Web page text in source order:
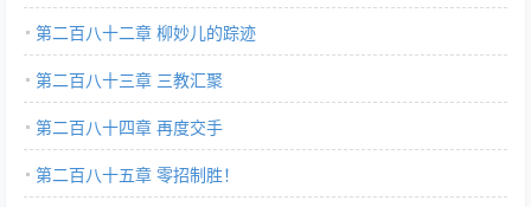
第二百八十二章 柳妙儿的踪迹
第二百八十三章 三教汇聚
第二百八十四章 再度交手
第二百八十五章 零招制胜！